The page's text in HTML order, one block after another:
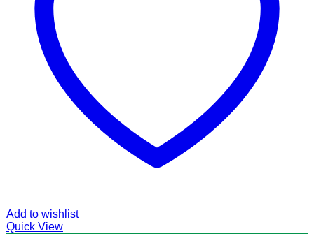
Add to wishlist
Quick View